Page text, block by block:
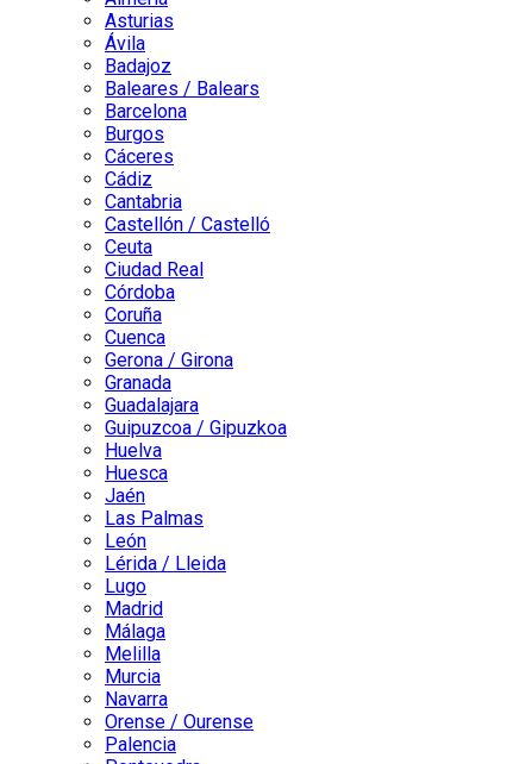
Asturias
Ávila
Badajoz
Baleares / Balears
Barcelona
Burgos
Cáceres
Cádiz
Cantabria
Castellón / Castelló
Ceuta
Ciudad Real
Córdoba
Coruña
Cuenca
Gerona / Girona
Granada
Guadalajara
Guipuzcoa / Gipuzkoa
Huelva
Huesca
Jaén
Las Palmas
León
Lérida / Lleida
Lugo
Madrid
Málaga
Melilla
Murcia
Navarra
Orense / Ourense
Palencia